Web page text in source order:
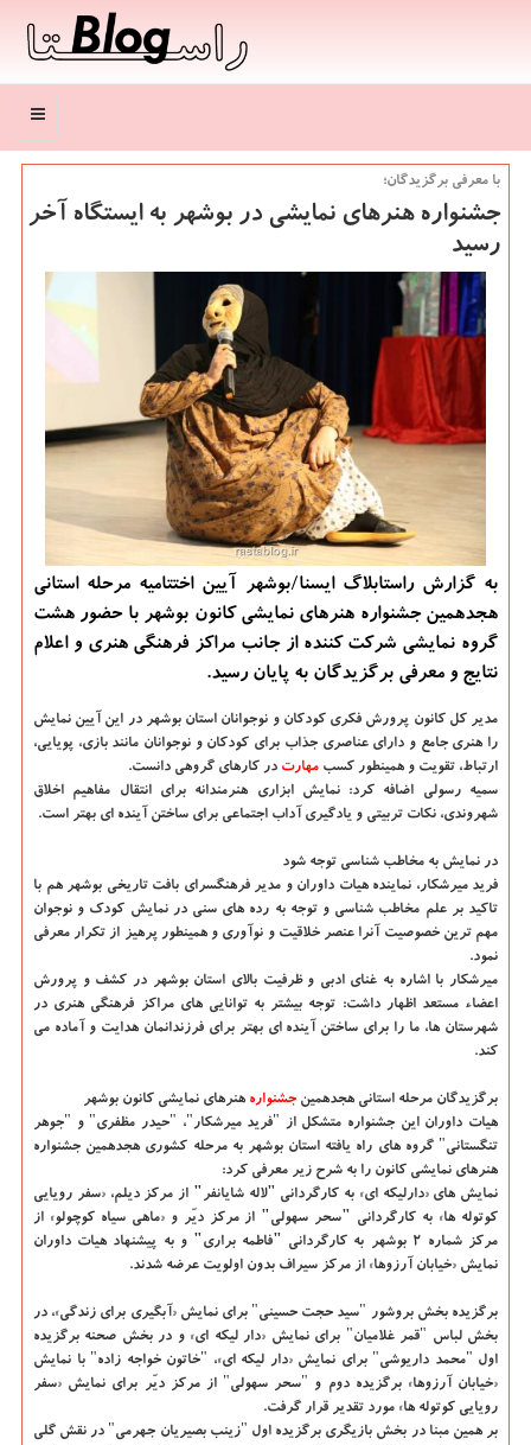
منو
با معرفی برگزیدگان؛
جشنواره هنرهای نمایشی در بوشهر به ایستگاه آخر
رسید
به گزارش راستابلاگ ایسنا/بوشهر آیین اختتامیه مرحله استانی
هجدهمین جشنواره هنرهای نمایشی كانون بوشهر با حضور هشت
گروه نمایشی شركت كننده از جانب مراكز فرهنگی هنری و اعلام
نتایج و معرفی برگزیدگان به پایان رسید.
مدیر كل كانون پرورش فكری كودكان و نوجوانان استان بوشهر در این آیین نمایش
را هنری جامع و دارای عناصری جذاب برای كودكان و نوجوانان مانند بازی، پویایی،
ارتباط، تقویت و همینطور كسب مهارت در كارهای گروهی دانست.
سمیه رسولی اضافه كرد: نمایش ابزاری هنرمندانه برای انتقال مفاهیم اخلاق
شهروندی، نكات تربیتی و یادگیری آداب اجتماعی برای ساختن آینده ای بهتر است.
در نمایش به مخاطب شناسی توجه شود
فرید میرشكار، نماینده هیات داوران و مدیر فرهنگسرای بافت تاریخی بوشهر هم با
تاكید بر علم مخاطب شناسی و توجه به رده های سنی در نمایش كودك و نوجوان
مهم ترین خصوصیت آنرا عنصر خلاقیت و نوآوری و همینطور پرهیز از تكرار معرفی
نمود.
میرشكار با اشاره به غنای ادبی و ظرفیت بالای استان بوشهر در كشف و پرورش
اعضاء مستعد اظهار داشت: توجه بیشتر به توانایی های مراكز فرهنگی هنری در
شهرستان ها، ما را برای ساختن آینده ای بهتر برای فرزندانمان هدایت و آماده می
كند.
برگزیدگان مرحله استانی هجدهمین جشنواره هنرهای نمایشی كانون بوشهر
هیات داوران این جشنواره متشكل از "فرید میرشكار"، "حیدر مظفری" و "جوهر
تنگستانی" گروه های راه یافته استان بوشهر به مرحله كشوری هجدهمین جشنواره
هنرهای نمایشی كانون را به شرح زیر معرفی كرد:
نمایش های «دارلیكه ای» به كارگردانی "لاله شایانفر" از مركز دیلم، «سفر رویایی
كوتوله ها» به كارگردانی "سحر سهولی" از مركز دیّر و «ماهی سیاه كوچولو» از
مركز شماره ۲ بوشهر به كارگردانی "فاطمه براری" و به پیشنهاد هیات داوران
نمایش «خیابان آرزوها» از مركز سیراف بدون اولویت عرضه شدند.
برگزیده بخش بروشور "سید حجت حسینی" برای نمایش «آبگیری برای زندگی»، در
بخش لباس "قمر غلامیان" برای نمایش «دار لیكه ای» و در بخش صحنه برگزیده
اول "محمد داریوشی" برای نمایش «دار لیكه ای»، "خاتون خواجه زاده" با نمایش
«خیابان آرزوها» برگزیده دوم و "سحر سهولی" از مركز دیّر برای نمایش «سفر
رویایی كوتوله ها» مورد تقدیر قرار گرفت.
بر همین مبنا در بخش بازیگری برگزیده اول "زینب بصیریان جهرمی" در نقش گلی